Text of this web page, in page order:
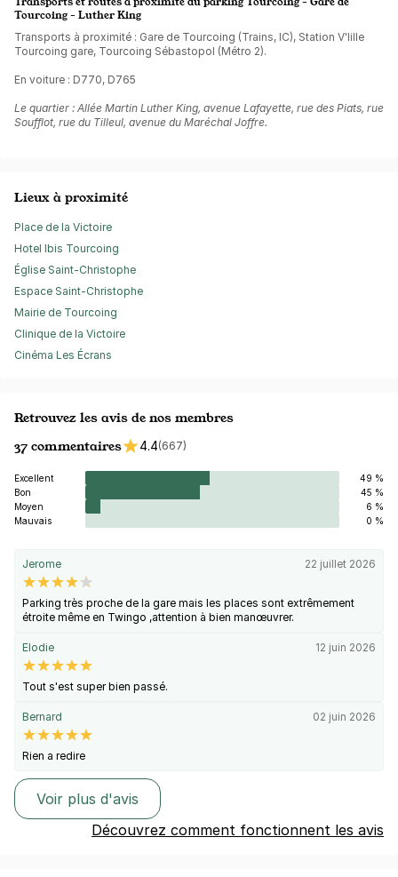
Tourcoing - Luther King
Transports à proximité : Gare de Tourcoing (Trains, IC), Station V'lille
Tourcoing gare, Tourcoing Sébastopol (Métro 2).
En voiture : D770, D765
Le quartier : Allée Martin Luther King, avenue Lafayette, rue des Piats, rue
Soufflot, rue du Tilleul, avenue du Maréchal Joffre.
Lieux à proximité
Place de la Victoire
Hotel Ibis Tourcoing
Église Saint-Christophe
Espace Saint-Christophe
Mairie de Tourcoing
Clinique de la Victoire
Cinéma Les Écrans
Retrouvez les avis de nos membres
37 commentaires
4.4(667)
Excellent
49 %
Bon
45 %
Moyen
6 %
Mauvais
0 %
Jerome 22 juillet 2026
Parking très proche de la gare mais les places sont extrêmement
étroite même en Twingo ,attention à bien manœuvrer.
Elodie 12 juin 2026
Tout s'est super bien passé.
Bernard 02 juin 2026
Rien a redire
Voir plus d'avis
Découvrez comment fonctionnent les avis